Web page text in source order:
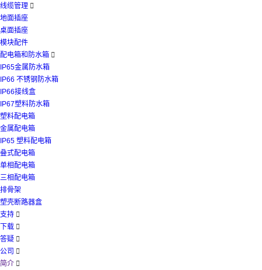
线缆管理 
地面插座
桌面插座
模块配件
配电箱和防水箱 
IP65金属防水箱
IP66 不锈钢防水箱
IP66接线盒
IP67塑料防水箱
塑料配电箱
金属配电箱
IP65 塑料配电箱
叠式配电箱
单相配电箱
三相配电箱
排骨架
塑壳断路器盒
支持 
下载 
答疑 
公司 
简介 